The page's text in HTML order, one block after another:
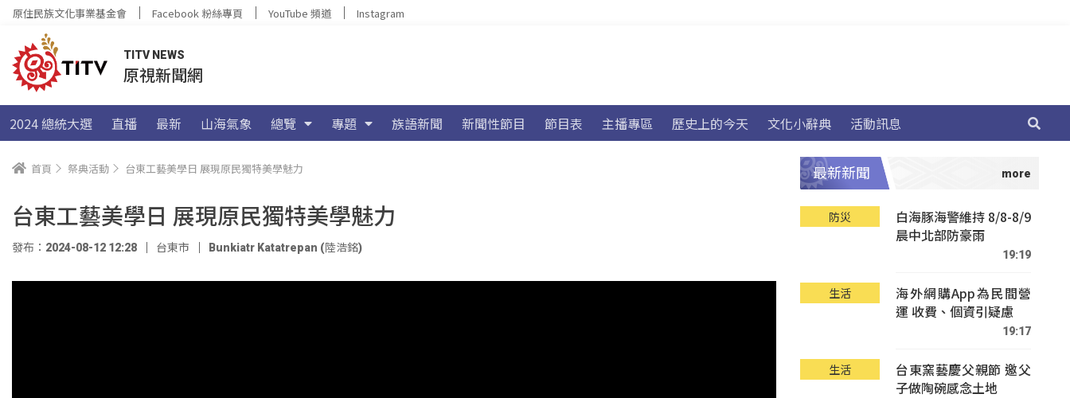
原住民族文化事業基金會 Facebook 粉絲專頁 YouTube 頻道 Instagram
TITV NEWS
原視新聞網
2024 總統大選 直播 最新 山海氣象 總覽 專題 族語新聞 新聞性節目 節目表 主播專區 歷史上的今天 文化小辭典 活動訊息
首頁 祭典活動 台東工藝美學日 展現原民獨特美學魅力
台東工藝美學日 展現原民獨特美學魅力
發布：2024-08-12 12:28 台東市 Bunkiatr Katatrepan (陸浩銘)
最新新聞
防災
白海豚海警維持 8/8-8/9
晨中北部防豪雨
19:19
生活
海外網購App為民間營
運 收費、個資引疑慮
19:17
生活
台東窯藝慶父親節 邀父
子做陶碗感念土地